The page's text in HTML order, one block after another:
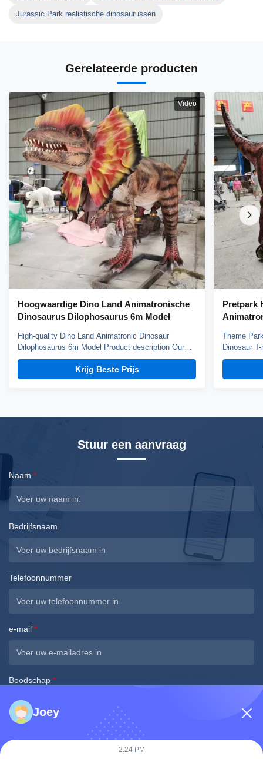
Jurassic Park realistische dinosaurussen
Gerelateerde producten
Video
Hoogwaardige Dino Land Animatronische
Dinosaurus Dilophosaurus 6m Model
High-quality Dino Land Animatronic Dinosaur
Dilophosaurus 6m Model Product description Our
animatronic dinos adopt high density sponge,
national standerd steel, durable motors and elastic
fiber silicone skin. Waterproof, resistant to high
Krijg Beste Prijs
Pretpark
Theme
Dinosaur
fiber
Stuur een aanvraag
Naam *
Bedrijfsnaam
Telefoonnummer
e-mail *
Boodschap *
Joey
2:24 PM